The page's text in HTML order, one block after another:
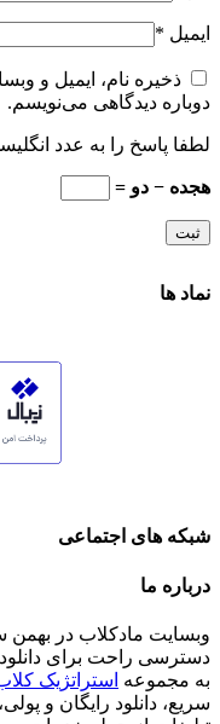
ایمیل *
ذخیره نام، ایمیل و
دوباره دیدگاهی می‌نویسم.
لطفا پاسخ را به عدد
هجده − دو =
نماد ها
شبکه های اجتماعی
درباره ما
دسترسی راحت برای
به مجموعه استراتژیک
سریع، دانلود رایگان و